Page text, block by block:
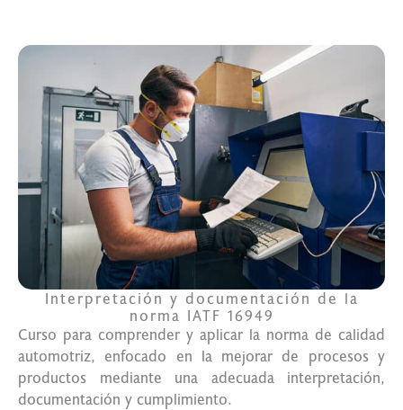
Interpretación y documentación de la
norma IATF 16949
Curso para comprender y aplicar la norma de calidad
automotriz, enfocado en la mejorar de procesos y
productos mediante una adecuada interpretación,
documentación y cumplimiento.